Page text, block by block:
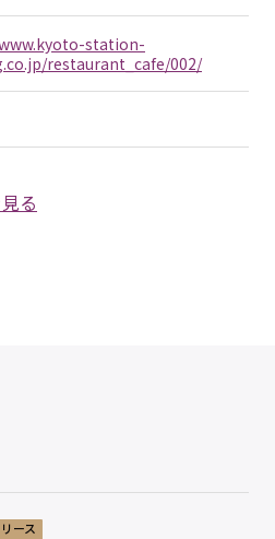
station-
restaurant_cafe/002/
る
ース